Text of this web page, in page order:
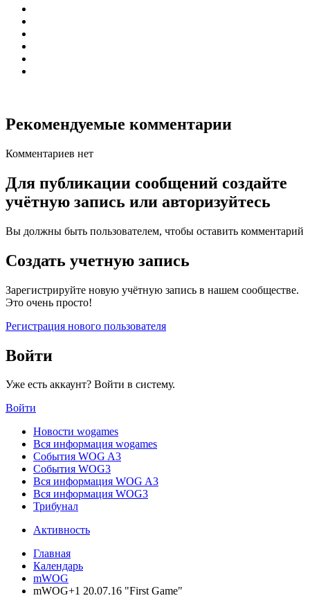
Рекомендуемые комментарии
Комментариев нет
Для публикации сообщений создайте
учётную запись или авторизуйтесь
Вы должны быть пользователем, чтобы оставить комментарий
Создать учетную запись
Зарегистрируйте новую учётную запись в нашем сообществе.
Это очень просто!
Регистрация нового пользователя
Войти
Уже есть аккаунт? Войти в систему.
Войти
Новости wogames
Вся информация wogames
События WOG A3
События WOG3
Вся информация WOG A3
Вся информация WOG3
Трибунал
Активность
Главная
Календарь
mWOG
mWOG+1 20.07.16 "First Game"